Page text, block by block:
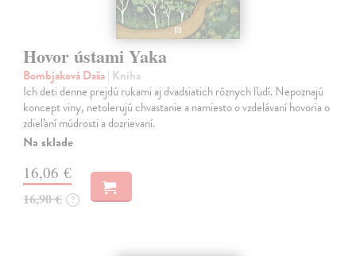
Hovor ústami Yaka
Bombjaková Daša| Kniha
Ich deti denne prejdú rukami aj dvadsiatich rôznych ľudí. Nepoznajú
koncept viny, netolerujú chvastanie a namiesto o vzdelávaní hovoria o
zdieľaní múdrosti a dozrievaní.
Na sklade
16,06 €
16,90 € ?